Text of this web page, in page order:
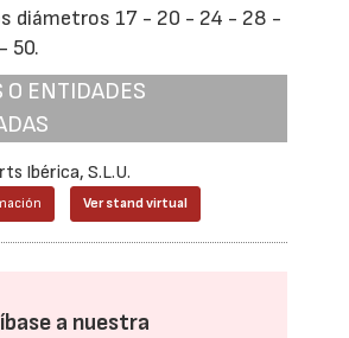
diámetros 17 - 20 - 24 - 28 -
50.
O ENTIDADES
Ibérica, S.L.U.
Ver stand virtual
a nuestra